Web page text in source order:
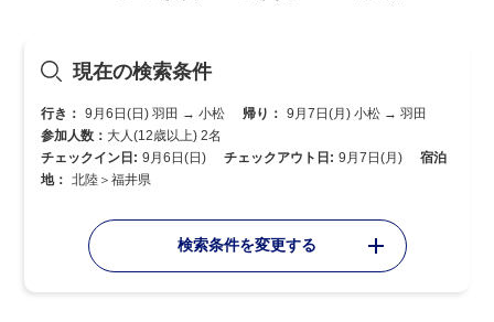
現在の検索条件
行き： 9月6日(日) 羽田 → 小松 帰り： 9月7日(月) 小松 → 羽田
参加人数： 大人(12歳以上) 2名
チェックイン日: 9月6日(日) チェックアウト日: 9月7日(月)
宿泊
地： 北陸＞福井県
検索条件を変更する